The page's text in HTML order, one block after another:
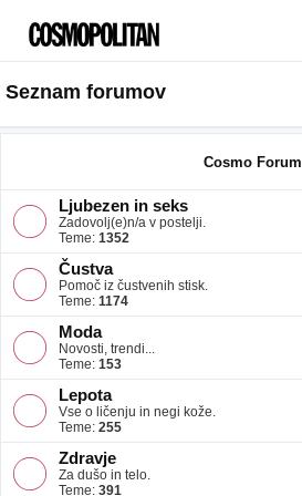
Seznam forumov
Cosmo Forum
Ljubezen in seks
Zadovolj(e)n/a v postelji.
Teme: 1352
Čustva
Pomoč iz čustvenih stisk.
Teme: 1174
Moda
Novosti, trendi...
Teme: 153
Lepota
Vse o ličenju in negi kože.
Teme: 255
Zdravje
Za dušo in telo.
Teme: 391